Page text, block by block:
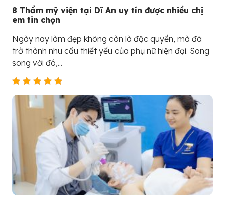
8 Thẩm mỹ viện tại Dĩ An uy tín được nhiều chị
em tin chọn
Ngày nay làm đẹp không còn là đặc quyền, mà đã
trở thành nhu cầu thiết yếu của phụ nữ hiện đại. Song
song với đó,...